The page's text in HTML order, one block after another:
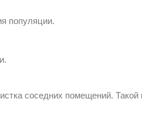
популяции.
соседних помещений.